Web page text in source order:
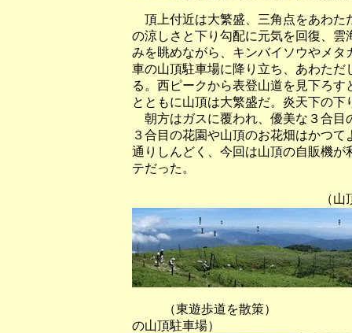
頂上付近は大繁盛、三角点をあわた
の涼しさと下り勾配に元気を回復、
みを眺めながら、キンバイソウやメ
車の山頂駐車場に降り立ち、あわた
る。西ピークから表登山道を見下ろ
とともに山頂は大繁盛だ。炎天下の
朝方はガスに覆われ、優美な３合目
３合目の花園や山頂のお花畑はかつ
通りしんどく、今回は山頂の自販機
テだった。
（山頂お花畑の東遊
（東遊歩道を散策） （
の山頂駐車場）